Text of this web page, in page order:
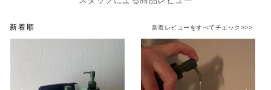
新着順 新着レビューをすべてチェック>>>